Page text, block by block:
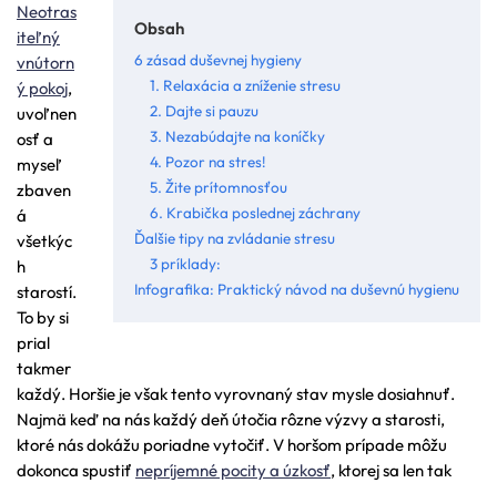
Obsah
6 zásad duševnej hygieny
1. Relaxácia a zníženie stresu
2. Dajte si pauzu
3. Nezabúdajte na koníčky
4. Pozor na stres!
5. Žite prítomnosťou
6. Krabička poslednej záchrany
Ďalšie tipy na zvládanie stresu
3 príklady:
Infografika: Praktický návod na duševnú hygienu
Neotras
iteľný
vnútorn
ý pokoj,
uvoľnen
osť a
myseľ
zbaven
á
všetkýc
h
starostí.
To by si
prial
takmer
každý. Horšie je však tento vyrovnaný stav mysle dosiahnuť.
Najmä keď na nás každý deň útočia rôzne výzvy a starosti,
ktoré nás dokážu poriadne vytočiť. V horšom prípade môžu
dokonca spustiť nepríjemné pocity a úzkosť, ktorej sa len tak